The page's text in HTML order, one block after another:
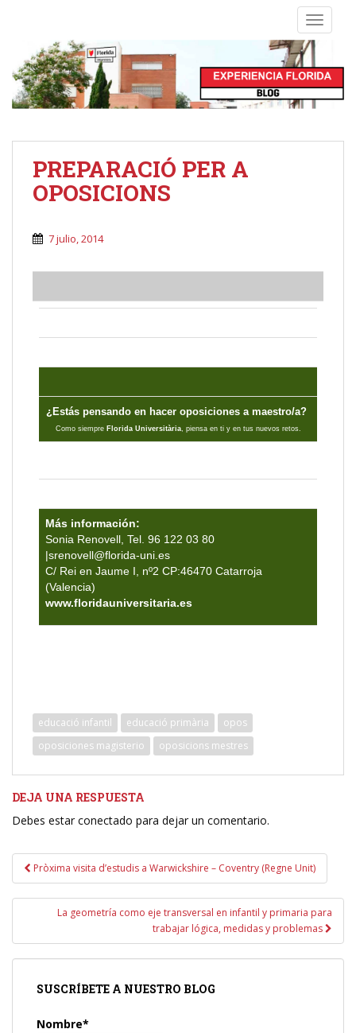
PREPARACIÓ PER A
OPOSICIONS
7 julio, 2014
¿Estás pensando en hacer oposiciones a maestro/a?
Como siempre Florida Universitària, piensa en ti y en tus nuevos retos.
Más información:
Sonia Renovell, Tel. 96 122 03 80
|srenovell@florida-uni.es
C/ Rei en Jaume I, nº2 CP:46470 Catarroja
(Valencia)
www.floridauniversitaria.es
educació infantil educació primària
opos
oposiciones magisterio
oposicions mestres
DEJA UNA RESPUESTA
Debes estar conectado para dejar un comentario.
Navegación
de
entradas
Pròxima visita d’estudis a Warwickshire – Coventry (Regne Unit)
La geometría como eje transversal en infantil y primaria para
trabajar lógica, medidas y problemas
SUSCRÍBETE A NUESTRO BLOG
Nombre*